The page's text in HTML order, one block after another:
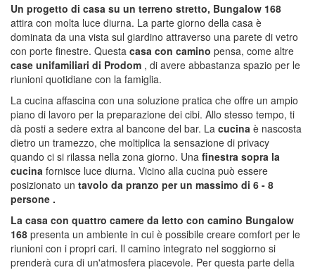
Un progetto di casa su un terreno stretto, Bungalow 168
attira con molta luce diurna. La parte giorno della casa è
dominata da una vista sul giardino attraverso una parete di vetro
con porte finestre. Questa casa con camino pensa, come altre
case unifamiliari di Prodom , di avere abbastanza spazio per le
riunioni quotidiane con la famiglia.
La cucina affascina con una soluzione pratica che offre un ampio
piano di lavoro per la preparazione dei cibi. Allo stesso tempo, ti
dà posti a sedere extra al bancone del bar. La cucina è nascosta
dietro un tramezzo, che moltiplica la sensazione di privacy
quando ci si rilassa nella zona giorno. Una finestra sopra la
cucina fornisce luce diurna. Vicino alla cucina può essere
posizionato un tavolo da pranzo per un massimo di 6 - 8
persone .
La casa con quattro camere da letto con camino Bungalow
168 presenta un ambiente in cui è possibile creare comfort per le
riunioni con i propri cari. Il camino integrato nel soggiorno si
prenderà cura di un'atmosfera piacevole. Per questa parte della